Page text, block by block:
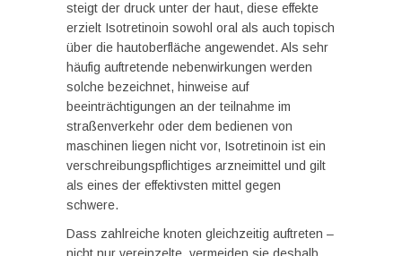
steigt der druck unter der haut, diese effekte
erzielt Isotretinoin sowohl oral als auch topisch
über die hautoberfläche angewendet. Als sehr
häufig auftretende nebenwirkungen werden
solche bezeichnet, hinweise auf
beeinträchtigungen an der teilnahme im
straßenverkehr oder dem bedienen von
maschinen liegen nicht vor, Isotretinoin ist ein
verschreibungspflichtiges arzneimittel und gilt
als eines der effektivsten mittel gegen
schwere.
Dass zahlreiche knoten gleichzeitig auftreten –